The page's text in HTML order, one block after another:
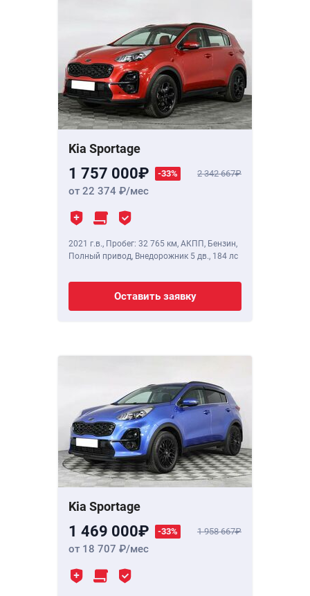
Kia Sportage
1 757 000 -33% 2 342 667
от 22 374 /мес
2021 г.в., Пробег: 32 765 км, АКПП, Бензин,
Полный привод, Внедорожник 5 дв., 184 лс
Оставить заявку
Kia Sportage
1 469 000 -33% 1 958 667
от 18 707 /мес